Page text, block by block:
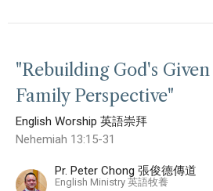
"Rebuilding God's
Family Perspective"
English Worship 英語崇拜
Nehemiah 13:15-31
Pr. Peter Chong 張俊德傳道
English Ministry 英語牧養